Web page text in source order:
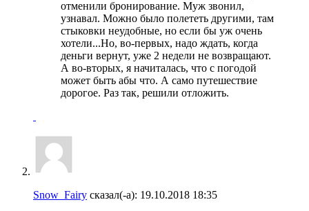
отменили бронирование. Муж звонил,
узнавал. Можно было полететь другими, там
стыковки неудобные, но если бы уж очень
хотели...Но, во-первых, надо ждать, когда
деньги вернут, уже 2 недели не возвращают.
А во-вторых, я начиталась, что с погодой
может быть абы что. А само путешествие
дорогое. Раз так, решили отложить.
Snow_Fairy сказал(-а): 19.10.2018 18:35